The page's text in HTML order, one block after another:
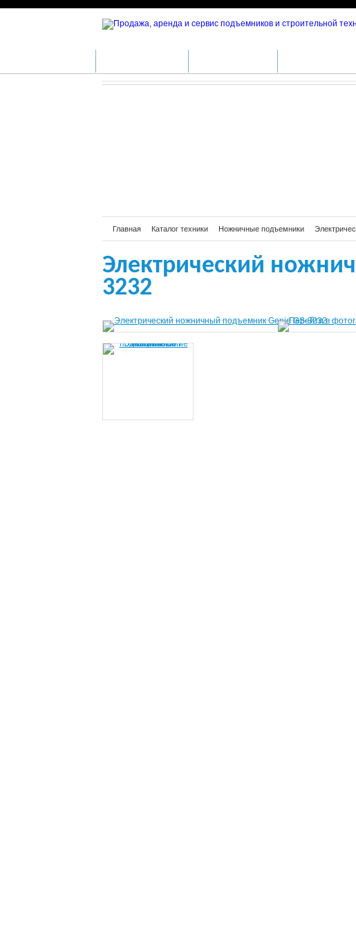
Электрический
Главная Каталог техники Ножничные подъемники
Электрический
3232